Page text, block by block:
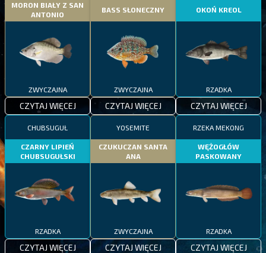
MORON BIAŁY Z SAN
ANTONIO
ZWYCZAJNA
CZYTAJ WIĘCEJ
BASS SŁONECZNY
ZWYCZAJNA
CZYTAJ WIĘCEJ
OKOŃ KREOL
RZADKA
CZYTAJ WIĘCEJ
CHUBSUGUŁ
CZARNY LIPIEŃ
CHUBSUGUŁSKI
RZADKA
CZYTAJ WIĘCEJ
YOSEMITE
CZUKUCZAN SANTA
ANA
ZWYCZAJNA
CZYTAJ WIĘCEJ
RZEKA MEKONG
WĘŻOGŁÓW
PASKOWANY
RZADKA
CZYTAJ WIĘCEJ